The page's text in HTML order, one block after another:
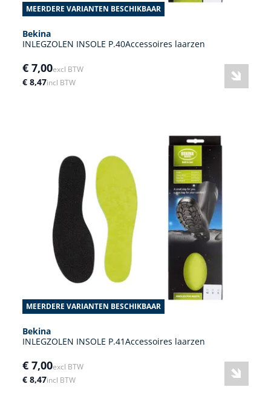
MEERDERE VARIANTEN BESCHIKBAAR
Bekina
INLEGZOLEN INSOLE P.40Accessoires laarzen
€ 7,00excl BTW
€ 8,47incl BTW
MEERDERE VARIANTEN BESCHIKBAAR
Bekina
INLEGZOLEN INSOLE P.41Accessoires laarzen
€ 7,00excl BTW
€ 8,47incl BTW